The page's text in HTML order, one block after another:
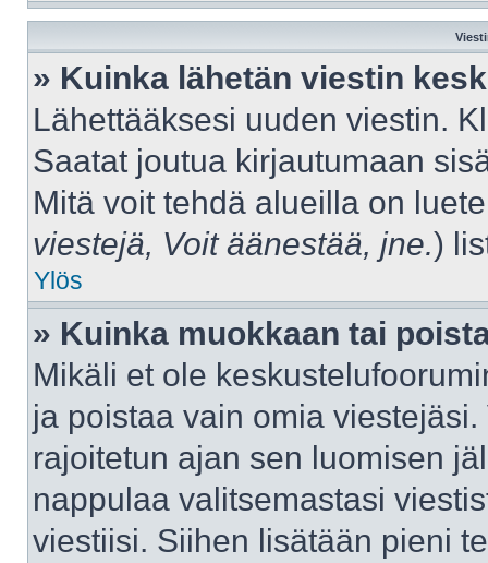
» Kuinka lähetän viestin
Lähettääksesi uuden viestin.
Saatat joutua kirjautumaan
Mitä voit tehdä alueilla on
viestejä, Voit äänestää, jne.)
Ylös
» Kuinka muokkaan tai
Mikäli et ole
ja poistaa vain omia
rajoitetun ajan sen luomisen
nappulaa valitsemastasi
viestiisi. Siihen lisätään pieni